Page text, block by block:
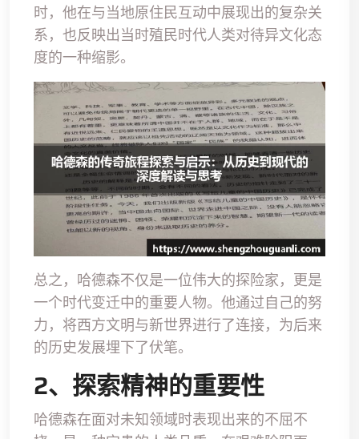
时，他在与当地原住民互动中展现出的复杂关
系，也反映出当时殖民时代人类对待异文化态
度的一种缩影。
总之，哈德森不仅是一位伟大的探险家，更是
一个时代变迁中的重要人物。他通过自己的努
力，将西方文明与新世界进行了连接，为后来
的历史发展埋下了伏笔。
2、探索精神的重要性
哈德森在面对未知领域时表现出来的不屈不